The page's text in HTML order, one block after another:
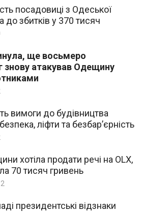
посадовиці з Одеської
до збитків у 370 тисяч
ще восьмеро
знову атакував Одещину
вимоги до будівництва
ліфти та безбар’єрність
хотіла продати речі на OLX,
70 тисяч гривень
2
президентські відзнаки